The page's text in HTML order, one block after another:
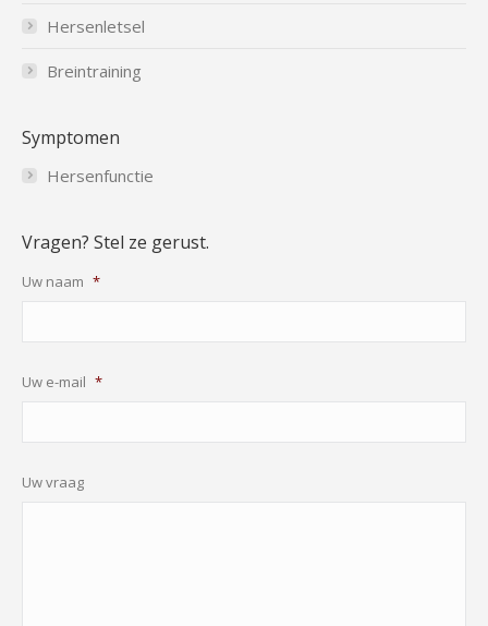
Hersenletsel
Breintraining
Symptomen
Hersenfunctie
Vragen? Stel ze gerust.
Uw naam *
Uw e-mail *
Uw vraag